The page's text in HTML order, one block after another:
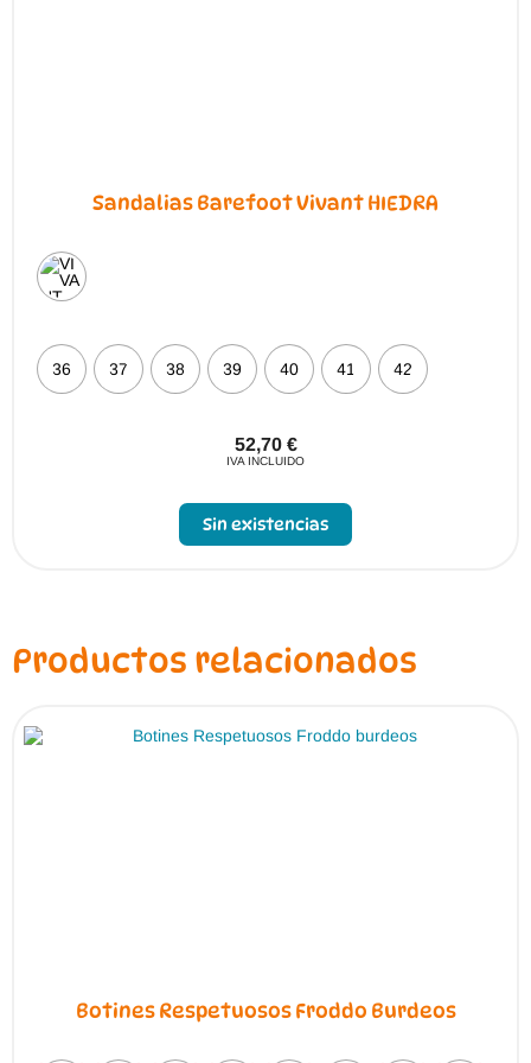
Sandalias Barefoot Vivant HIEDRA
36 37 38 39 40 41 42
52,70 €
IVA INCLUIDO
Sin existencias
Productos relacionados
Botines Respetuosos Froddo Burdeos